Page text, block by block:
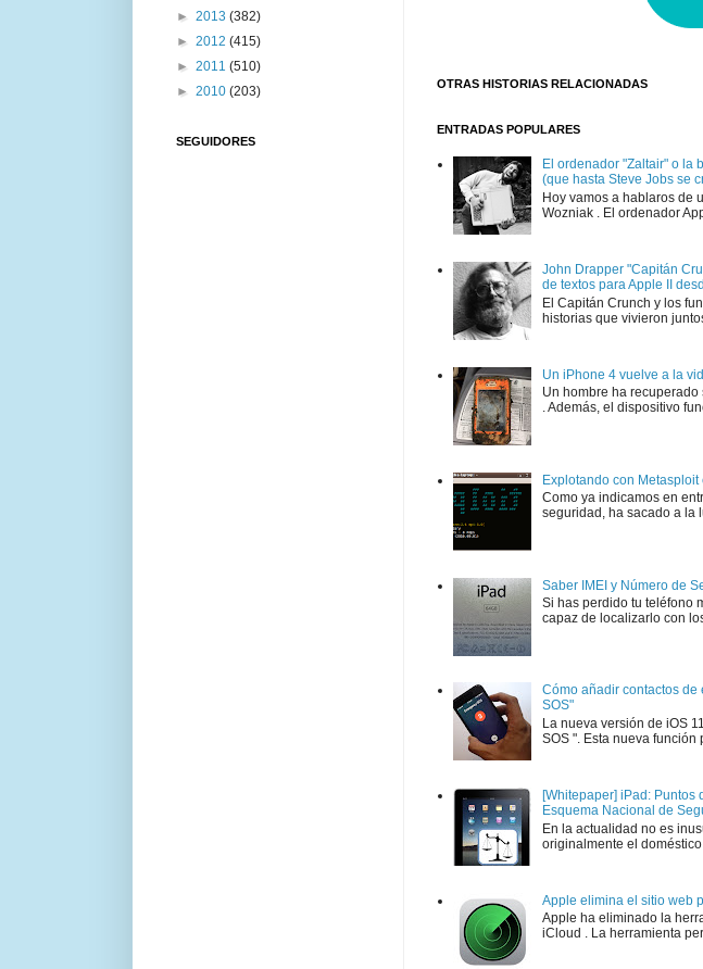
OTRAS HISTORIAS RELACIONADAS
ENTRADAS POPULARES
El ordenador "Zaltair" o la
(que hasta Steve Jobs se
Hoy vamos a hablaros de
Wozniak . El ordenador
John Drapper "Capitán
de textos para Apple II
El Capitán Crunch y los
historias que vivieron
Un iPhone 4 vuelve a la
Un hombre ha
. Además, el dispositivo
Explotando con
Como ya indicamos en
seguridad, ha sacado a la
Saber IMEI y Número de
Si has perdido tu teléfono
capaz de localizarlo con
Cómo añadir contactos de
SOS"
La nueva versión de iOS
SOS ". Esta nueva función
[Whitepaper] iPad: Puntos
Esquema Nacional de
En la actualidad no es
originalmente el
Apple elimina el sitio web
Apple ha eliminado la
iCloud . La herramienta
► 2013 (382)
► 2012 (415)
► 2011 (510)
► 2010 (203)
SEGUIDORES